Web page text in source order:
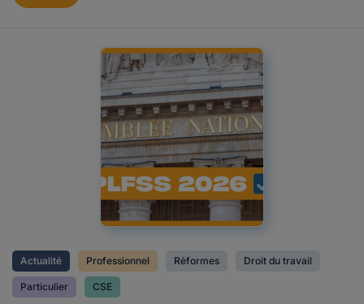
Actualité Professionnel Réformes Droit du travail
Particulier CSE